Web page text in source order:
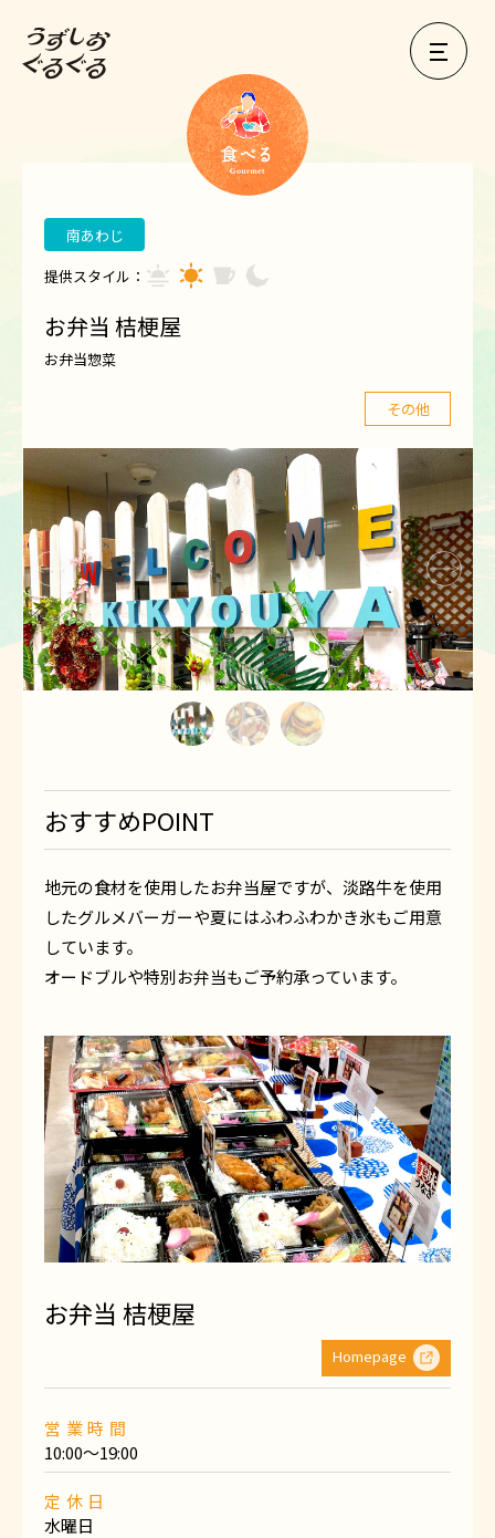
南あわじ
提供スタイル：
お弁当 桔梗屋
お弁当惣菜
その他
おすすめPOINT
地元の食材を使用したお弁当屋ですが、淡路牛を使用
したグルメバーガーや夏にはふわふわかき氷もご用意
しています。
オードブルや特別お弁当もご予約承っています。
お弁当 桔梗屋
Homepage
営業時間
10:00〜19:00
定休日
水曜日